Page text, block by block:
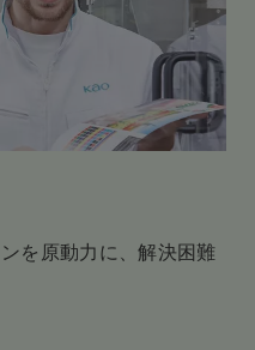
を原動力に、解決困難